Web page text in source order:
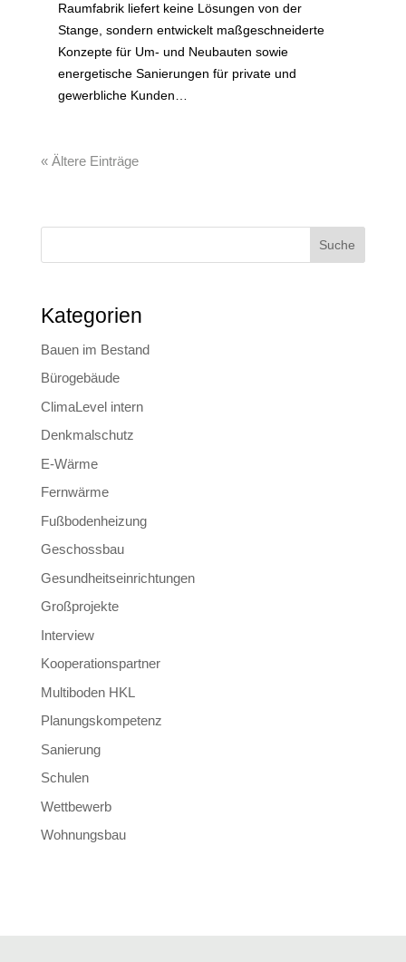
Raumfabrik liefert keine Lösungen von der
Stange, sondern entwickelt maßgeschneiderte
Konzepte für Um- und Neubauten sowie
energetische Sanierungen für private und
gewerbliche Kunden…
« Ältere Einträge
Suche
Kategorien
Bauen im Bestand
Bürogebäude
ClimaLevel intern
Denkmalschutz
E-Wärme
Fernwärme
Fußbodenheizung
Geschossbau
Gesundheitseinrichtungen
Großprojekte
Interview
Kooperationspartner
Multiboden HKL
Planungskompetenz
Sanierung
Schulen
Wettbewerb
Wohnungsbau